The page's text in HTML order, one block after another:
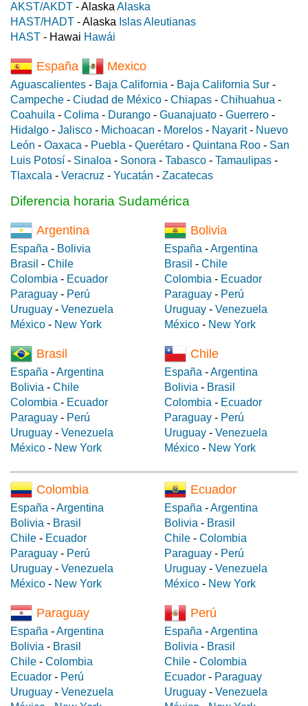
AKST/AKDT - Alaska Alaska
HAST/HADT - Alaska Islas Aleutianas
HAST - Hawai Hawái
España Mexico
Aguascalientes - Baja California - Baja California Sur -
Campeche - Ciudad de México - Chiapas - Chihuahua -
Coahuila - Colima - Durango - Guanajuato - Guerrero -
Hidalgo - Jalisco - Michoacan - Morelos - Nayarit- Nuevo
León - Oaxaca - Puebla - Querétaro - Quintana Roo - San
Luis Potosí - Sinaloa - Sonora - Tabasco - Tamaulipas -
Tlaxcala - Veracruz - Yucatán - Zacatecas
Diferencia horaria Sudamérica
Argentina
España - Bolivia
Brasil - Chile
Colombia - Ecuador
Paraguay - Perú
Uruguay - Venezuela
México - New York
Bolivia
España -Argentina
Brasil - Chile
Colombia - Ecuador
Paraguay - Perú
Uruguay - Venezuela
México - New York
Brasil
España -Argentina
Bolivia - Chile
Colombia - Ecuador
Paraguay - Perú
Uruguay - Venezuela
México - New York
Chile
España -Argentina
Bolivia - Brasil
Colombia - Ecuador
Paraguay - Perú
Uruguay - Venezuela
México - New York
Colombia
España -Argentina
Bolivia - Brasil
Chile - Ecuador
Paraguay - Perú
Uruguay - Venezuela
México - New York
Ecuador
España -Argentina
Bolivia - Brasil
Chile - Colombia
Paraguay - Perú
Uruguay - Venezuela
México - New York
Paraguay
España -Argentina
Bolivia - Brasil
Chile - Colombia
Ecuador - Perú
Uruguay - Venezuela
Perú
España -Argentina
Bolivia - Brasil
Chile - Colombia
Ecuador - Paraguay
Uruguay - Venezuela